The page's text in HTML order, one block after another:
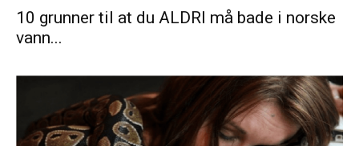
10 grunner til at du ALDRI må bade i norske
vann...